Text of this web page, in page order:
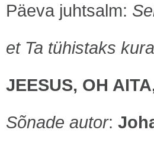
Päeva juhtsalm:
et Ta tühistaks
JEESUS, OH
Sõnade autor: